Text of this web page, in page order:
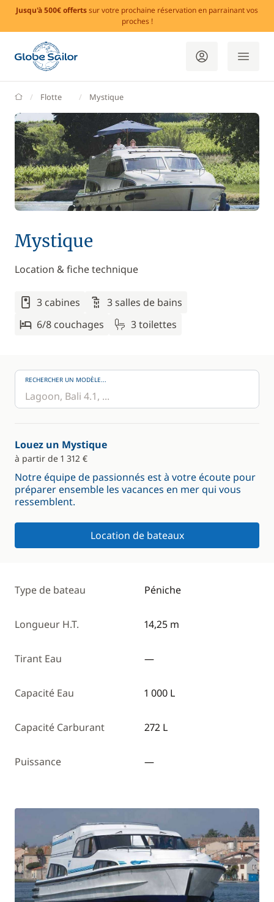
Jusqu'à 500€ offertssur votre prochaine réservation en parrainant vos
proches !
GlobeSailor
Flotte Mystique
Mystique
Location & fiche technique
3 cabines
3 salles de bains
6/8 couchages
3 toilettes
RECHERCHER UN MODÈLE...
Louez un Mystique
à partir de 1 312 €
Notre équipe de passionnés est à votre écoute pour
préparer ensemble les vacances en mer qui vous
ressemblent.
Location de bateaux
Type de bateau Péniche
Longueur H.T. 14,25 m
Tirant Eau —
Capacité Eau 1 000 L
Capacité Carburant 272 L
Puissance —